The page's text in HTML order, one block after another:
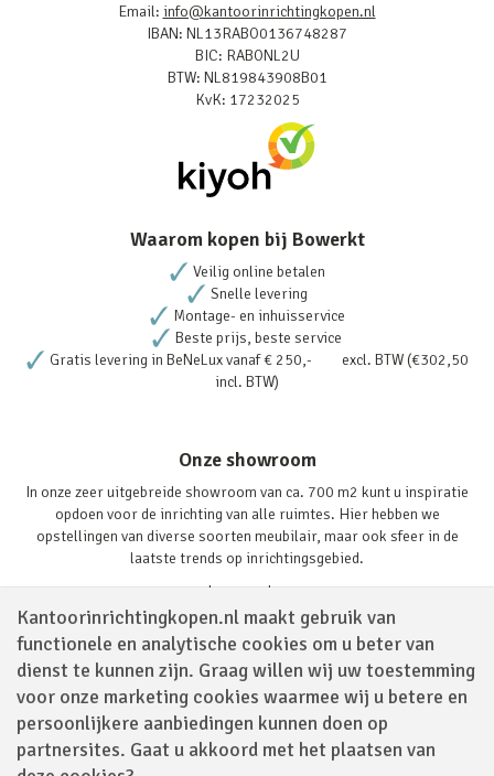
Kantoorinrichtingkopen.nl maakt gebruik van
functionele en analytische cookies om u beter van
dienst te kunnen zijn. Graag willen wij uw toestemming
voor onze marketing cookies waarmee wij u betere en
persoonlijkere aanbiedingen kunnen doen op
partnersites. Gaat u akkoord met het plaatsen van
Email: info@kantoorinrichtingkopen.nl
IBAN: NL13RABO0136748287
BIC: RABONL2U
BTW: NL819843908B01
KvK: 17232025
Waarom kopen bij Bowerkt
Veilig online betalen
Snelle levering
Montage- en inhuisservice
Beste prijs, beste service
Gratis levering in BeNeLux vanaf € 250,- excl. BTW (€302,50
incl. BTW)
Onze showroom
In onze zeer uitgebreide showroom van ca. 700 m2 kunt u inspiratie
opdoen voor de inrichting van alle ruimtes. Hier hebben we
opstellingen van diverse soorten meubilair, maar ook sfeer in de
laatste trends op inrichtingsgebied.
Lees verder